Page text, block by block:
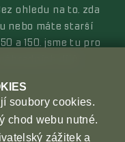
ohledu na to, zda
nebo máte starší
a 150, jsme tu pro
soubory cookies.
chod webu nutné.
zážitek a